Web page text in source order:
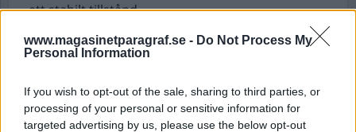
www.magasinetparagraf.se - Do Not Process My
Personal Information
If you wish to opt-out of the sale, sharing to third parties, or
processing of your personal or sensitive information for
targeted advertising by us, please use the below opt-out
ett stabilt tillstånd.
Trots skottskadan så klarade läraren av att skrika
åt övriga elever att lämna klassrummet.
han med flit sköt Abby Zwerner, är inget polisen
ännu gått ut med.